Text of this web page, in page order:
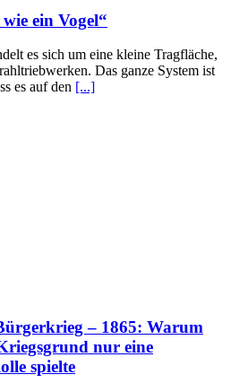
ein Vogel“
es sich um eine kleine Tragfläche,
Das ganze System ist
es auf den [...]
– 1865: Warum
nur eine
spielte